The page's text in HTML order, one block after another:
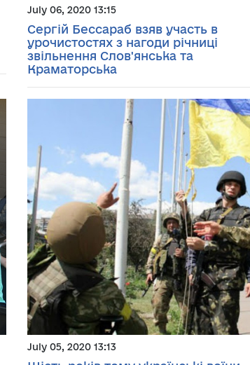
July 06, 2020 13:15
Сергій Бессараб взяв участь в
урочистостях з нагоди річниці
звільнення Слов'янська та
Краматорська
July 05, 2020 13:13